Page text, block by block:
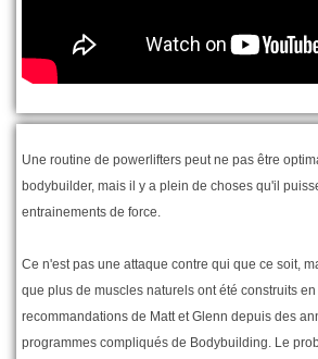
Une routine de powerlifters peut ne pas être
bodybuilder, mais il y a plein de choses qu'il
entrainements de force.
Ce n'est pas une attaque contre qui que ce soit,
que plus de muscles naturels ont été construits
recommandations de Matt et Glenn depuis des
programmes compliqués de Bodybuilding. Le